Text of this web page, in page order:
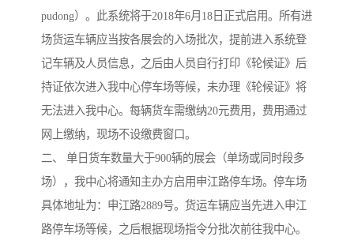
pudong）。此系统将于2018年6月18日正式启用。所有进
场货运车辆应当按各展会的入场批次，提前进入系统登
记车辆及人员信息，之后由人员自行打印《轮候证》后
持证依次进入我中心停车场等候，未办理《轮候证》将
无法进入我中心。每辆货车需缴纳20元费用，费用通过
网上缴纳，现场不设缴费窗口。
二、 单日货车数量大于900辆的展会（单场或同时段多
场），我中心将通知主办方启用申江路停车场。停车场
具体地址为：申江路2889号。货运车辆应当先进入申江
路停车场等候，之后根据现场指令分批次前往我中心。